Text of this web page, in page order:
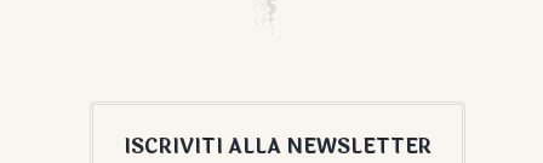
ISCRIVITI ALLA NEWSLETTER